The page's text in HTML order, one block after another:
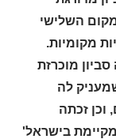
השלישי
הפיננסית, מתוך 175 רשויות מקומיות.
מוכרזת
לה
וכן זכתה
בישראל'